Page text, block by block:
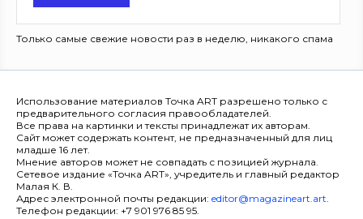
Только самые свежие новости раз в неделю, никакого спама
Использование материалов Точка ART разрешено только с
предварительного согласия правообладателей.
Все права на картинки и тексты принадлежат их авторам.
Сайт может содержать контент, не предназначенный для лиц
младше 16 лет.
Мнение авторов может не совпадать с позицией журнала.
Сетевое издание «Точка ART», учредитель и главный редактор
Малая К. В.
Адрес электронной почты редакции: editor@magazineart.art.
Телефон редакции: +7 901 976 85 95.